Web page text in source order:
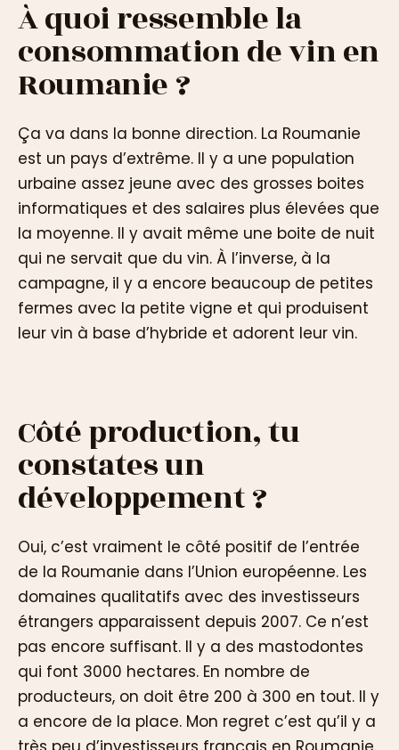
À quoi ressemble la
consommation de vin en
Roumanie ?
Ça va dans la bonne direction. La Roumanie
est un pays d’extrême. Il y a une population
urbaine assez jeune avec des grosses boites
informatiques et des salaires plus élevées que
la moyenne. Il y avait même une boite de nuit
qui ne servait que du vin. À l’inverse, à la
campagne, il y a encore beaucoup de petites
fermes avec la petite vigne et qui produisent
leur vin à base d’hybride et adorent leur vin.
Côté production, tu
constates un
développement ?
Oui, c’est vraiment le côté positif de l’entrée
de la Roumanie dans l’Union européenne. Les
domaines qualitatifs avec des investisseurs
étrangers apparaissent depuis 2007. Ce n’est
pas encore suffisant. Il y a des mastodontes
qui font 3000 hectares. En nombre de
producteurs, on doit être 200 à 300 en tout. Il y
a encore de la place. Mon regret c’est qu’il y a